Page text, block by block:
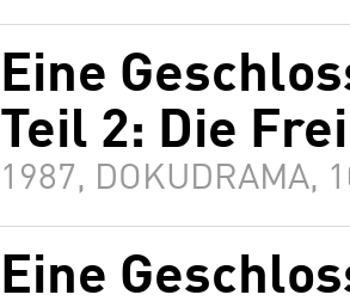
Eine
Teil 2: Die
1987, DOKUDRAMA,
Eine